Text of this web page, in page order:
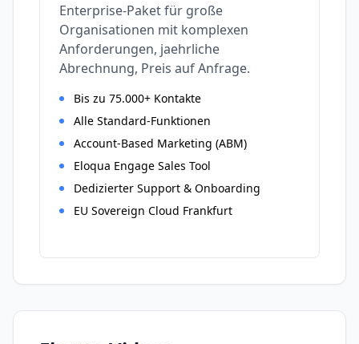
Enterprise-Paket für große
Organisationen mit komplexen
Anforderungen, jaehrliche
Abrechnung, Preis auf Anfrage.
Bis zu 75.000+ Kontakte
Alle Standard-Funktionen
Account-Based Marketing (ABM)
Eloqua Engage Sales Tool
Dedizierter Support & Onboarding
EU Sovereign Cloud Frankfurt